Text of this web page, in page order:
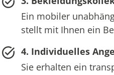
Ein mobiler
stellt mit Ihnen ein
4. Individuelles
Sie erhalten ein